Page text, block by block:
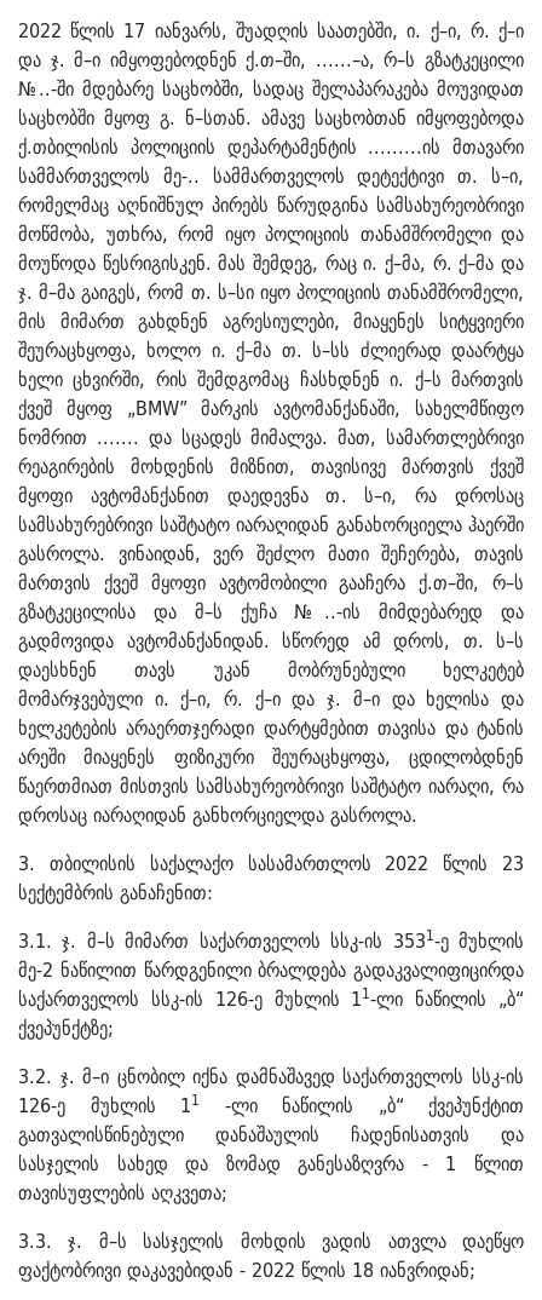
2022 წლის 17 იანვარს, შუადღის საათებში, ი. ქ–ი, რ. ქ–ი
და ჯ. მ–ი იმყოფებოდნენ ქ.თ–ში, ......–ა, რ–ს გზატკეცილი
№..-ში მდებარე საცხობში, სადაც შელაპარაკება მოუვიდათ
საცხობში მყოფ გ. ნ–სთან. ამავე საცხობთან იმყოფებოდა
ქ.თბილისის პოლიციის დეპარტამენტის .........ის მთავარი
სამმართველოს მე-.. სამმართველოს დეტექტივი თ. ს–ი,
რომელმაც აღნიშნულ პირებს წარუდგინა სამსახურეობრივი
მოწმობა, უთხრა, რომ იყო პოლიციის თანამშრომელი და
მოუწოდა წესრიგისკენ. მას შემდეგ, რაც ი. ქ–მა, რ. ქ–მა და
ჯ. მ–მა გაიგეს, რომ თ. ს–სი იყო პოლიციის თანამშრომელი,
მის მიმართ გახდნენ აგრესიულები, მიაყენეს სიტყვიერი
შეურაცხყოფა, ხოლო ი. ქ–მა თ. ს–სს ძლიერად დაარტყა
ხელი ცხვირში, რის შემდგომაც ჩასხდნენ ი. ქ–ს მართვის
ქვეშ მყოფ „BMW” მარკის ავტომანქანაში, სახელმწიფო
ნომრით ....... და სცადეს მიმალვა. მათ, სამართლებრივი
რეაგირების მოხდენის მიზნით, თავისივე მართვის ქვეშ
მყოფი ავტომანქანით დაედევნა თ. ს–ი, რა დროსაც
სამსახურებრივი საშტატო იარაღიდან განახორციელა ჰაერში
გასროლა. ვინაიდან, ვერ შეძლო მათი შეჩერება, თავის
მართვის ქვეშ მყოფი ავტომობილი გააჩერა ქ.თ–ში, რ–ს
გზატკეცილისა და მ–ს ქუჩა №..-ის მიმდებარედ და
გადმოვიდა ავტომანქანიდან. სწორედ ამ დროს, თ. ს–ს
დაესხნენ თავს უკან მობრუნებული ხელკეტებ
მომარჯვებული ი. ქ–ი, რ. ქ–ი და ჯ. მ–ი და ხელისა და
ხელკეტების არაერთჯერადი დარტყმებით თავისა და ტანის
არეში მიაყენეს ფიზიკური შეურაცხყოფა, ცდილობდნენ
წაერთმიათ მისთვის სამსახურეობრივი საშტატო იარაღი, რა
დროსაც იარაღიდან განხორციელდა გასროლა.
3. თბილისის საქალაქო სასამართლოს 2022 წლის 23
სექტემბრის განაჩენით:
3.1. ჯ. მ–ს მიმართ საქართველოს სსკ-ის 3531-ე მუხლის
მე-2 ნაწილით წარდგენილი ბრალდება გადაკვალიფიცირდა
საქართველოს სსკ-ის 126-ე მუხლის 11-ლი ნაწილის „ბ“
ქვეპუნქტზე;
3.2. ჯ. მ–ი ცნობილ იქნა დამნაშავედ საქართველოს სსკ-ის
126-ე მუხლის 11
-ლი ნაწილის „ბ“ ქვეპუნქტით
გათვალისწინებული დანაშაულის ჩადენისათვის და
სასჯელის სახედ და ზომად განესაზღვრა - 1 წლით
თავისუფლების აღკვეთა;
3.3. ჯ. მ–ს სასჯელის მოხდის ვადის ათვლა დაეწყო
ფაქტობრივი დაკავებიდან - 2022 წლის 18 იანვრიდან;